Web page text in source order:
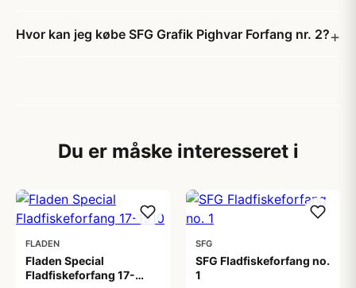
Hvor kan jeg købe SFG Grafik Pighvar Forfang nr. 2?
Du er måske interesseret i
FLADEN
Fladen Special
Fladfiskeforfang 17-
SFG
SFG Fladfiskeforfang no.
1